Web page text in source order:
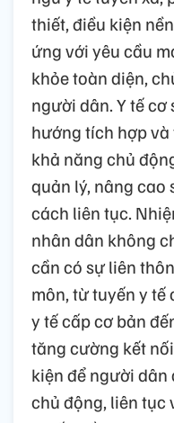
thiết, điều kiện
ứng với yêu cầu
khỏe toàn diện,
người dân. Y tế
hướng tích hợp
khả năng chủ
quản lý, nâng cao
cách liên tục.
nhân dân không
cần có sự liên
môn, từ tuyến y tế
y tế cấp cơ bản
tăng cường kết
kiện để người
chủ động, liên tục